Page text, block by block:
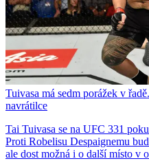
Tuivasa má sedm porážek v
navrátilce
Tai Tuivasa se na UFC 331
Proti Robelisu Despaignemu
ale dost možná i o další místo v